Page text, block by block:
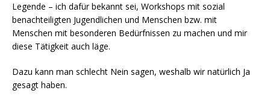
Legende – ich dafür bekannt sei, Workshops mit sozial
benachteiligten Jugendlichen und Menschen bzw. mit
Menschen mit besonderen Bedürfnissen zu machen und mir
diese Tätigkeit auch läge.
Dazu kann man schlecht Nein sagen, weshalb wir natürlich Ja
gesagt haben.